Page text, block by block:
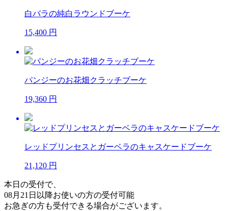
白バラの純白ラウンドブーケ
15,400 円
パンジーのお花畑クラッチブーケ
19,360 円
レッドプリンセスとガーベラのキャスケードブーケ
21,120 円
本日の受付で、
08月21日以降お使いの方の受付可能
お急ぎの方も受付できる場合がございます。